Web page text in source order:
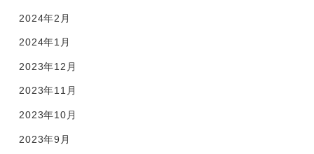
2024年2月
2024年1月
2023年12月
2023年11月
2023年10月
2023年9月